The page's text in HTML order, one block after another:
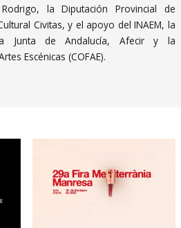
la Diputación Provincial de
Civitas, y el apoyo del INAEM, la
Junta de Andalucía, Afecir y la
Escénicas (COFAE).